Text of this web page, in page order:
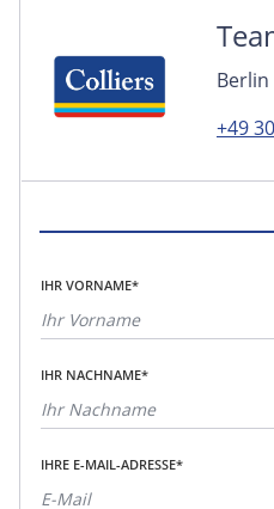
+49
IHR VORNAME*
IHR NACHNAME*
IHRE E-MAIL-ADRESSE*